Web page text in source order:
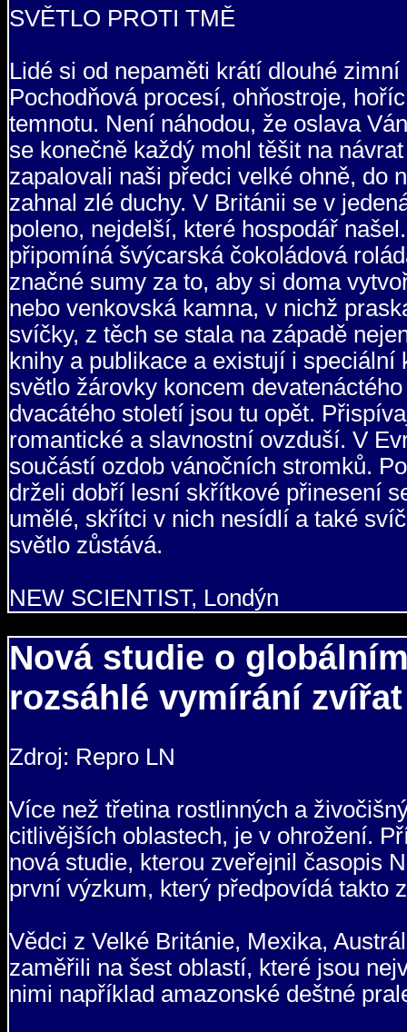
SVĚTLO PROTI TMĚ
Lidé si od nepaměti krátí dlouhé
Pochodňová procesí, ohňostroje,
temnotu. Není náhodou, že oslava
se konečně každý mohl těšit na
zapalovali naši předci velké ohně, do
zahnal zlé duchy. V Británii se v
poleno, nejdelší, které hospodář
připomíná švýcarská čokoládová
značné sumy za to, aby si doma
nebo venkovská kamna, v nichž
svíčky, z těch se stala na západě
knihy a publikace a existují i
světlo žárovky koncem
dvacátého století jsou tu opět.
romantické a slavnostní ovzduší. V
součástí ozdob vánočních stromků.
drželi dobří lesní skřítkové přinesení
umělé, skřítci v nich nesídlí a také
světlo zůstává.
NEW SCIENTIST, Londýn
Nová studie o
rozsáhlé vymírání
Zdroj: Repro LN
Více než třetina rostlinných a
citlivějších oblastech, je v ohrožení.
nová studie, kterou zveřejnil časopis
první výzkum, který předpovídá takto
Vědci z Velké Británie, Mexika,
zaměřili na šest oblastí, které jsou
nimi například amazonské deštné